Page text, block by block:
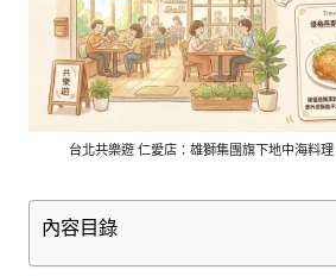
理
成
清
台北共樂遊 仁愛店：雄獅集團旗下地中海料
內容目錄